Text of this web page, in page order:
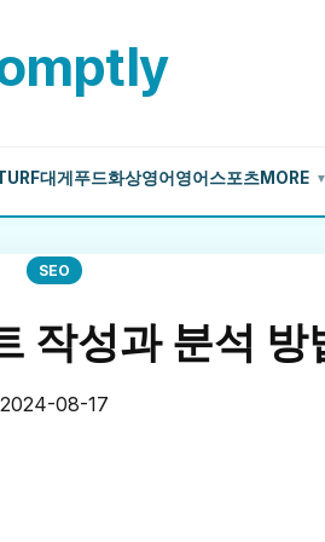
대게 푸드화상영어 영어 스포츠MORE
SEO
작성과 분석 방
2024-08-17